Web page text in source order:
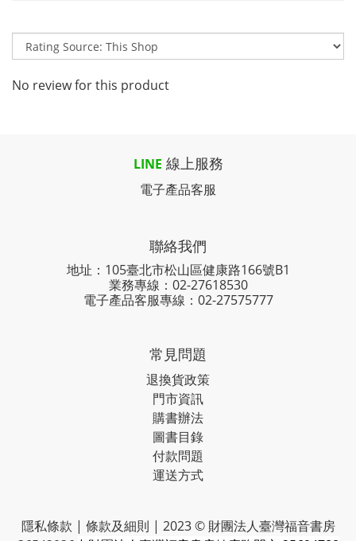
No review for this product
LINE 線上服務
電子產品客服
聯絡我們
地址：105臺北市松山區健康路166號B1
業務專線： 02-27618530
電子產品客服專線：02-27575777
常見問題
退換貨政策
門市資訊
購書辦法
圖書目錄
付款問題
運送方式
隱私條款 | 條款及細則 | 2023 © 財團法人臺灣福音書房